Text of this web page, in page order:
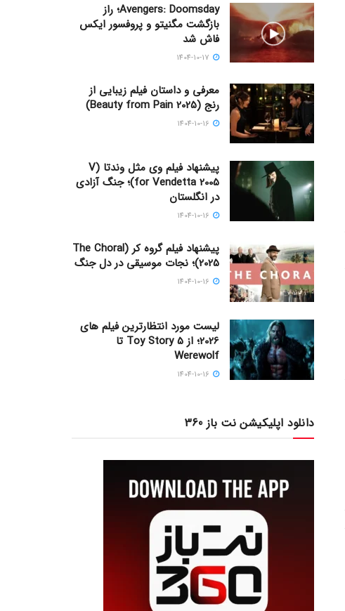
Avengers: Doomsday؛ راز
بازگشت مگنیتو و پروفسور ایکس
فاش شد
معرفی و داستان فیلم زیبایی از
رنج (Beauty from Pain 2025)
پیشنهاد فیلم وی مثل وندتا (V
for Vendetta 2005)؛ جنگ آزادی
در انگلستان
پیشنهاد فیلم گروه کر (The Choral
2025)؛ نجات موسیقی در دل جنگ
لیست مورد انتظارترین فیلم های
2026؛ از Toy Story 5 تا
Werewolf
دانلود اپلیکیشن نت باز 360